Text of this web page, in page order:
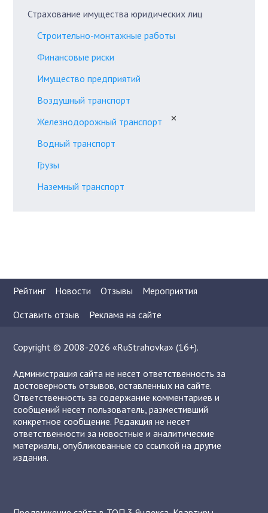
Страхование имущества юридических лиц
Строительно-монтажные работы
Финансовые риски
Имущество предприятий
Воздушный транспорт
Железнодорожный транспорт
✕
Водный транспорт
Грузы
Наземный транспорт
Рейтинг Новости Отзывы
Мероприятия
Оставить отзыв
Реклама на сайте
Copyright © 2008-2026 «RuStrahovka» (16+).
Администрация сайта не несет ответственность за
достоверность отзывов, оставленных на сайте.
Ответственность за содержание комментариев и
сообщений несет пользователь, разместивший
конкретное сообщение. Редакция не несет
ответственности за новостные и аналитические
материалы, опубликованные со ссылкой на другие
издания.